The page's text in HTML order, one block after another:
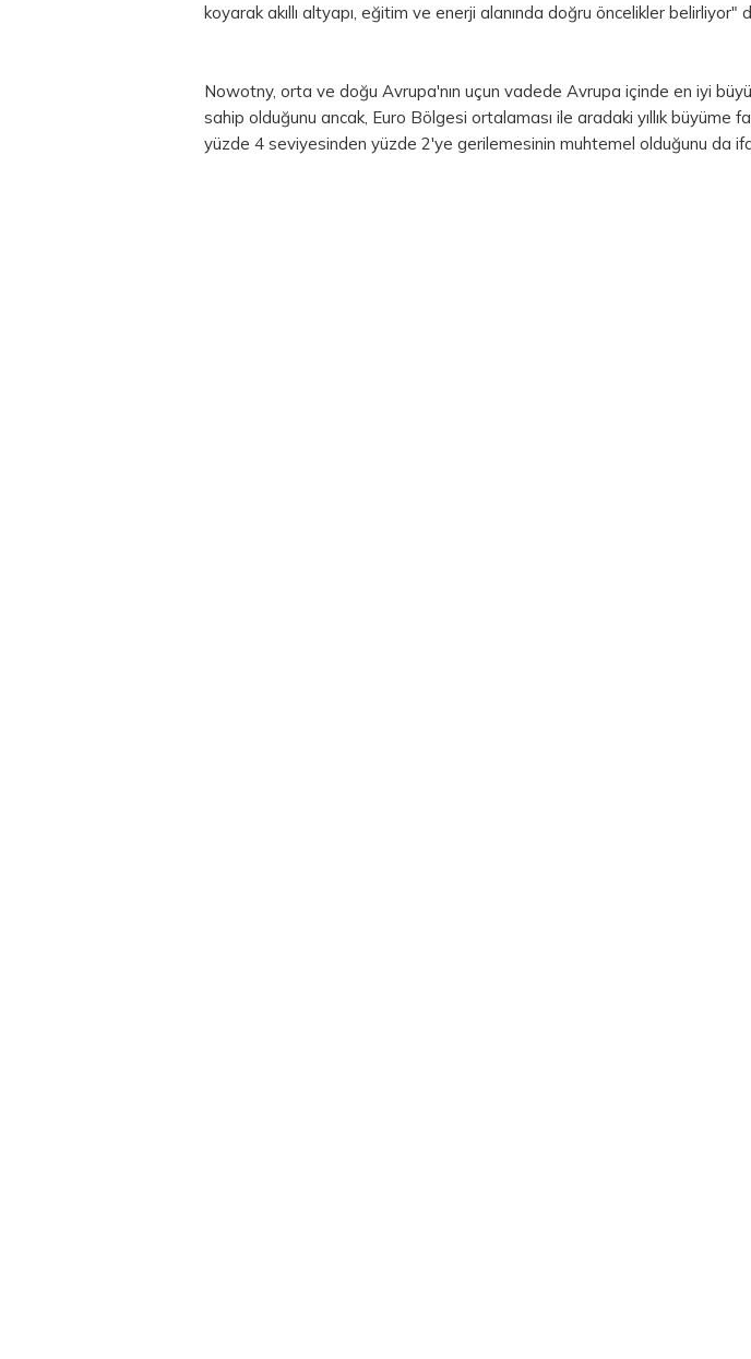
koyarak akıllı altyapı, eğitim ve enerji alanında doğru öncelikler belirliyor"
Nowotny, orta ve doğu Avrupa'nın uçun vadede Avrupa içinde en iyi
sahip olduğunu ancak, Euro Bölgesi ortalaması ile aradaki yıllık büyüme
yüzde 4 seviyesinden yüzde 2'ye gerilemesinin muhtemel olduğunu da